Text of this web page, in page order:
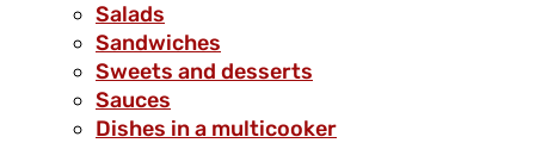
Salads
Sandwiches
Sweets and desserts
Sauces
Dishes in a multicooker